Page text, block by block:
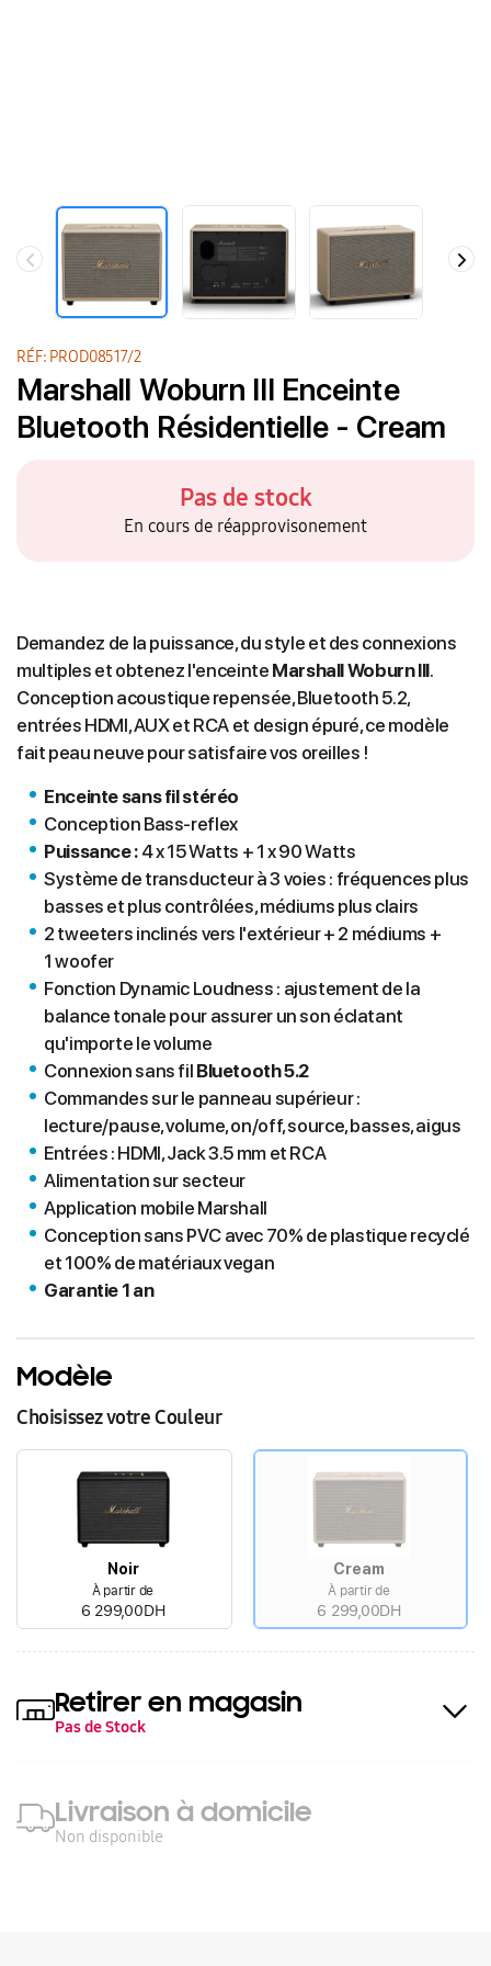
RÉF: PROD08517/2
Marshall Woburn III Enceinte
Bluetooth Résidentielle - Cream
Pas de stock
En cours de réapprovisonement
Demandez de la puissance, du style et des connexions
multiples et obtenez l'enceinte Marshall Woburn III.
Conception acoustique repensée, Bluetooth 5.2,
entrées HDMI, AUX et RCA et design épuré, ce modèle
fait peau neuve pour satisfaire vos oreilles !
Enceinte sans fil stéréo
Conception Bass-reflex
Puissance :4 x 15 Watts + 1 x 90 Watts
Système de transducteur à 3 voies : fréquences plus
basses et plus contrôlées, médiums plus clairs
2 tweeters inclinés vers l'extérieur + 2 médiums +
1 woofer
Fonction Dynamic Loudness : ajustement de la
balance tonale pour assurer un son éclatant
qu'importe le volume
Connexion sans fil Bluetooth 5.2
Commandes sur le panneau supérieur :
lecture/pause, volume, on/off, source, basses, aigus
Entrées : HDMI, Jack 3.5 mm et RCA
Alimentation sur secteur
Application mobile Marshall
Conception sans PVC avec 70% de plastique recyclé
et 100% de matériaux vegan
Garantie 1 an
Modèle
Choisissez votre Couleur
Noir
À partir de
6 299,00DH
Cream
À partir de
6 299,00DH
Retirer en magasin
Pas de Stock
Livraison à domicile
Non disponible